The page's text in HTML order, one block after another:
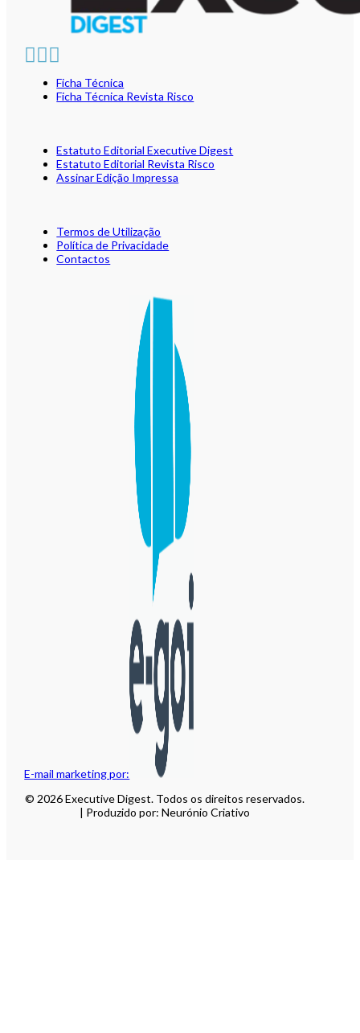
E-mail marketing por:
Ficha Técnica
Ficha Técnica Revista Risco
Estatuto Editorial Executive Digest
Estatuto Editorial Revista Risco
Assinar Edição Impressa
Termos de Utilização
Política de Privacidade
Contactos
© 2026 Executive Digest. Todos os direitos reservados.
| Produzido por: Neurónio Criativo